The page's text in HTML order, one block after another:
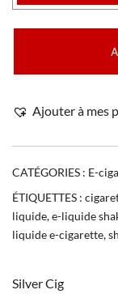
Ajouter à mes
CATÉGORIES : E-
ÉTIQUETTES :
liquide,e-liquide
liquide e-cigarette,
Silver Cig